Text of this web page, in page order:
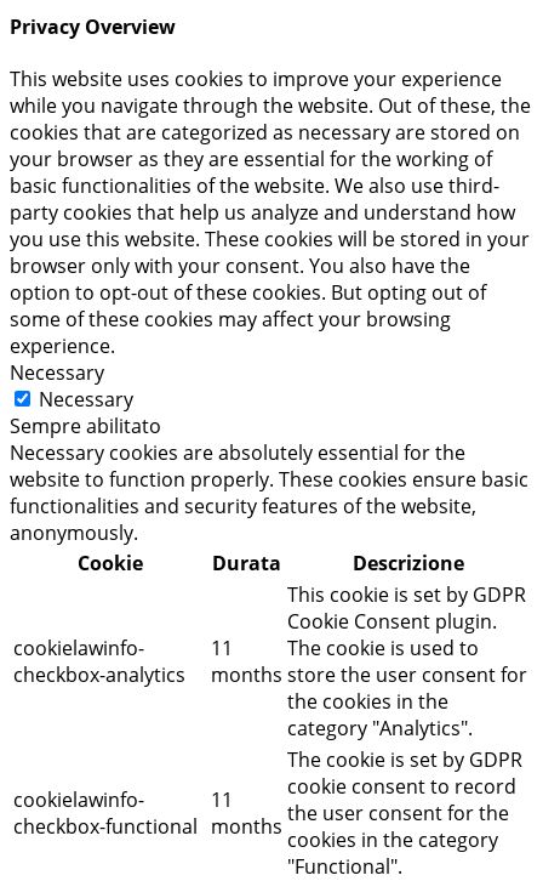
Privacy Overview
This website uses cookies to improve your experience
while you navigate through the website. Out of these, the
cookies that are categorized as necessary are stored on
your browser as they are essential for the working of
basic functionalities of the website. We also use third-
party cookies that help us analyze and understand how
you use this website. These cookies will be stored in your
browser only with your consent. You also have the
option to opt-out of these cookies. But opting out of
some of these cookies may affect your browsing
experience.
Necessary
Necessary
Sempre abilitato
Necessary cookies are absolutely essential for the
website to function properly. These cookies ensure basic
functionalities and security features of the website,
anonymously.
Cookie
Durata Descrizione
cookielawinfo-
checkbox-analytics
11
months
This cookie is set by GDPR
Cookie Consent plugin.
The cookie is used to
store the user consent for
the cookies in the
category "Analytics".
cookielawinfo-
checkbox-functional
11
months
The cookie is set by GDPR
cookie consent to record
the user consent for the
cookies in the category
"Functional".